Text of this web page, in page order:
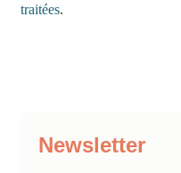
traitées.
Newsletter